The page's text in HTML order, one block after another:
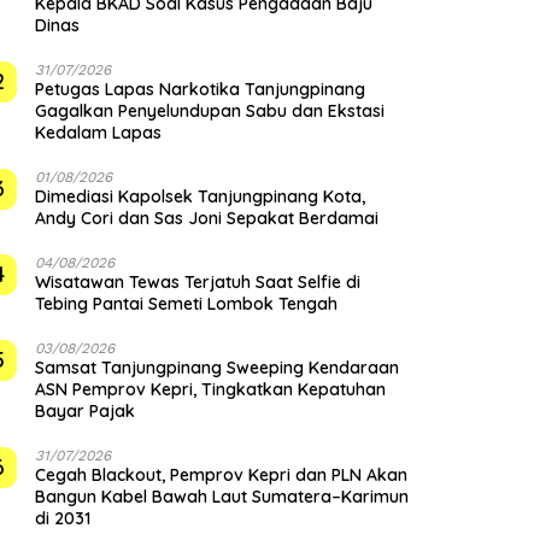
Dinas
31/07/2026
Petugas Lapas Narkotika Tanjungpinang
Gagalkan Penyelundupan Sabu dan Ekstasi
Kedalam Lapas
01/08/2026
Dimediasi Kapolsek Tanjungpinang Kota,
Andy Cori dan Sas Joni Sepakat Berdamai
04/08/2026
Wisatawan Tewas Terjatuh Saat Selfie di
Tebing Pantai Semeti Lombok Tengah
03/08/2026
Samsat Tanjungpinang Sweeping Kendaraan
ASN Pemprov Kepri, Tingkatkan Kepatuhan
Bayar Pajak
31/07/2026
Cegah Blackout, Pemprov Kepri dan PLN Akan
Bangun Kabel Bawah Laut Sumatera–Karimun
di 2031